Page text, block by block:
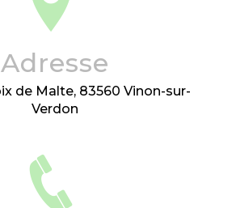
Adresse
Verdon